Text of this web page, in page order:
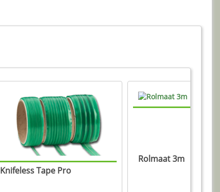
Knifeless Tape Pro
Rolmaat 3m